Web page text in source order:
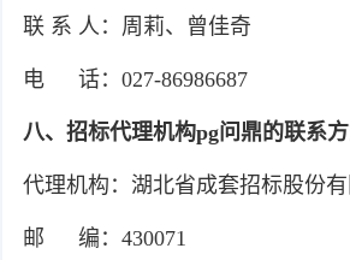
联 系 人：周莉、曾佳奇
电 话：027-86986687
八、招标代理机构pg问鼎的联系
代理机构：湖北省成套招标股份有
邮 编：430071